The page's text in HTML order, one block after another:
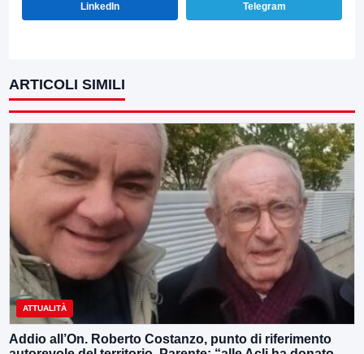
LinkedIn Telegram
ARTICOLI SIMILI
ATTUALITÀ
Addio all’On. Roberto Costanzo, punto di riferimento